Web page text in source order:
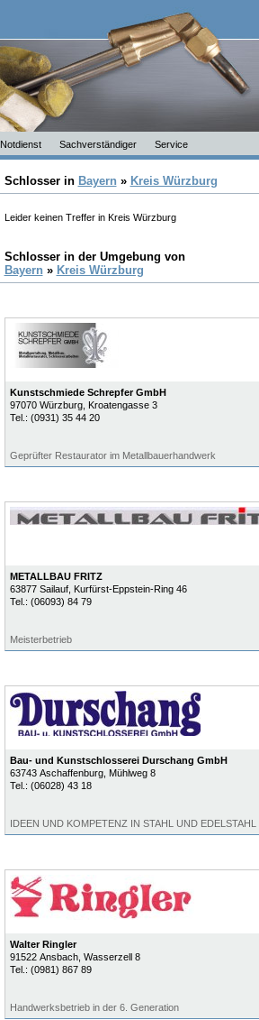
Notdienst Sachverständiger Service
Schlosser in Bayern » Kreis Würzburg
Leider keinen Treffer in Kreis Würzburg
Schlosser in der Umgebung von
Bayern » Kreis Würzburg
Kunstschmiede Schrepfer GmbH
97070 Würzburg, Kroatengasse 3
Tel.: (0931) 35 44 20
Geprüfter Restaurator im Metallbauerhandwerk
METALLBAU FRITZ
63877 Sailauf, Kurfürst-Eppstein-Ring 46
Tel.: (06093) 84 79
Meisterbetrieb
Bau- und Kunstschlosserei Durschang GmbH
63743 Aschaffenburg, Mühlweg 8
Tel.: (06028) 43 18
IDEEN UND KOMPETENZ IN STAHL UND EDELSTAHL
Walter Ringler
91522 Ansbach, Wasserzell 8
Tel.: (0981) 867 89
Handwerksbetrieb in der 6. Generation